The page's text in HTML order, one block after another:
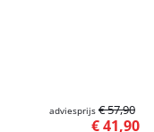
€ 41,90
adviesprijs € 57,90